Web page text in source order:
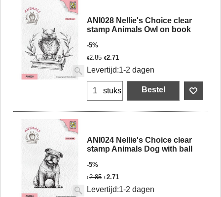
ANI028 Nellie's Choice clear
stamp Animals Owl on book
-5%
€2.85 €2.71
Levertijd:1-2 dagen
stuks Bestel
ANI024 Nellie's Choice clear
stamp Animals Dog with ball
-5%
€2.85 €2.71
Levertijd:1-2 dagen